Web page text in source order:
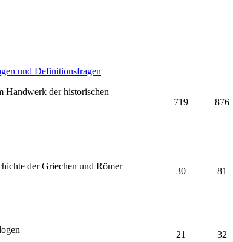
und Definitionsfragen
Handwerk der historischen
719 876
der Griechen und Römer
30 81
21 32